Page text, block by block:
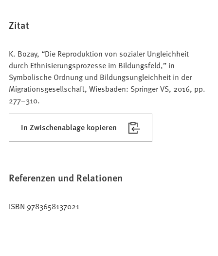
Zitat
K. Bozay, “Die Reproduktion von sozialer Ungleichheit
durch Ethnisierungsprozesse im Bildungsfeld,” in
Symbolische Ordnung und Bildungsungleichheit in der
Migrationsgesellschaft, Wiesbaden: Springer VS, 2016, pp.
277–310.
In Zwischenablage kopieren
Referenzen und Relationen
ISBN 9783658137021